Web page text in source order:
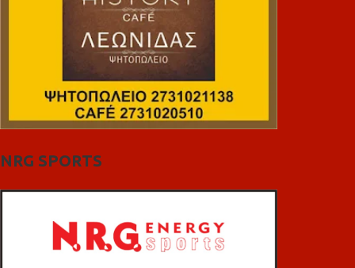
NRG SPORTS